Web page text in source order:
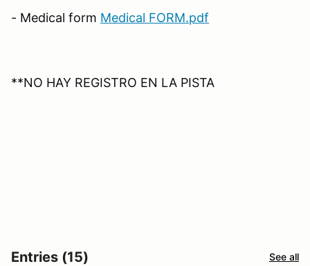
- Medical form Medical FORM.pdf
**NO HAY REGISTRO EN LA PISTA
Entries (15) See all